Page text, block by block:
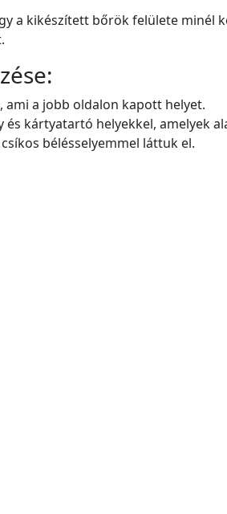
a kikészített bőrök felülete minél
a jobb oldalon kapott helyet.
kártyatartó helyekkel, amelyek
bélésselyemmel láttuk el.